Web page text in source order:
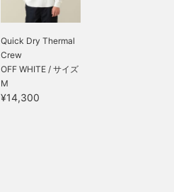
Quick Dry Thermal
Crew
OFF WHITE / サイズ
M
¥14,300